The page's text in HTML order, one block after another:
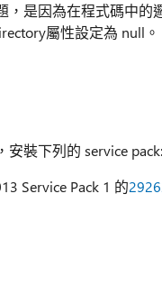
，是因為在程式碼中的
屬性設定為 null。
安裝下列的 service pack:
Service Pack 1 的